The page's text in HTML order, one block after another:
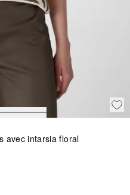
avec intarsia floral